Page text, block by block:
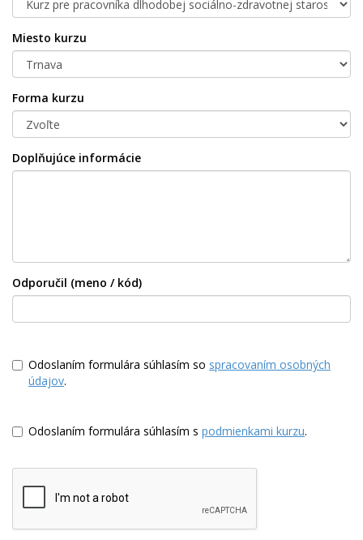
Miesto kurzu
Forma kurzu
Doplňujúce informácie
Odporučil (meno / kód)
Odoslaním formulára súhlasím so spracovaním osobných
údajov.
Odoslaním formulára súhlasím s podmienkami kurzu.